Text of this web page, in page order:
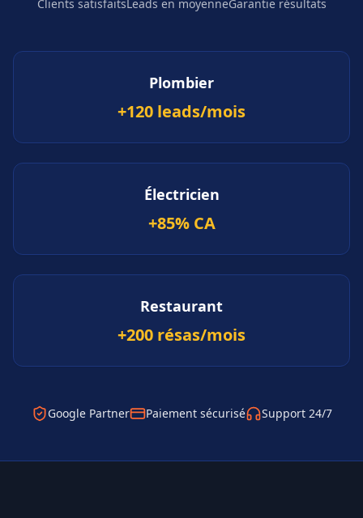
Clients satisfaitsLeads en moyenneGarantie résultats
Plombier
+120 leads/mois
Électricien
+85% CA
Restaurant
+200 résas/mois
Google Partner Paiement sécurisé Support 24/7